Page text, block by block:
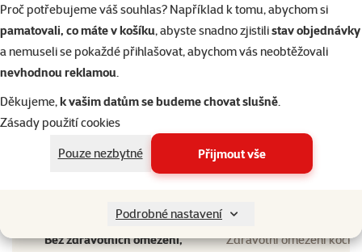
Proč potřebujeme váš souhlas? Například k tomu, abychom si
pamatovali, co máte v košíku, abyste snadno zjistilistav objednávky
a nemuseli se pokaždé přihlašovat, abychom vás neobtěžovali
nevhodnou reklamou.
Děkujeme,k vašim datům se budeme chovat slušně.
Zásady použití cookies
Pouze nezbytné
Přijmout vše
Podrobné nastavení
Dospělá kočka
Hmotnost balení
0 - 100 g
Hmotnost balení
Kastrace kočky
Alergie kočky
specifických potřeb, Bez
lepku, Bez obilovin, Bez
Alergie kočky
Zdravotní omezení kočky
Bez zdravotních omezení,
Zdravotní omezení kočky